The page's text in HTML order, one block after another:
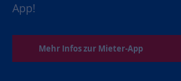
App!
Mehr Infos zur Mieter-App